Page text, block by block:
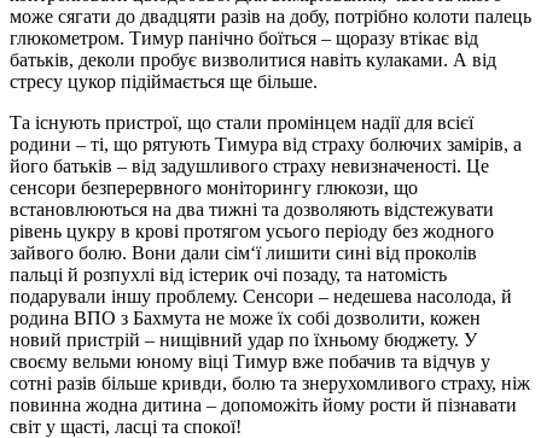
може сягати до двадцяти разів на добу, потрібно колоти палець
глюкометром. Тимур панічно боїться – щоразу втікає від
батьків, деколи пробує визволитися навіть кулаками. А від
стресу цукор підіймається ще більше.
Та існують пристрої, що стали промінцем надії для всієї
родини – ті, що рятують Тимура від страху болючих замірів, а
його батьків – від задушливого страху невизначеності. Це
сенсори безперервного моніторингу глюкози, що
встановлюються на два тижні та дозволяють відстежувати
рівень цукру в крові протягом усього періоду без жодного
зайвого болю. Вони дали сім‘ї лишити сині від проколів
пальці й розпухлі від істерик очі позаду, та натомість
подарували іншу проблему. Сенсори – недешева насолода, й
родина ВПО з Бахмута не може їх собі дозволити, кожен
новий пристрій – нищівний удар по їхньому бюджету. У
своєму вельми юному віці Тимур вже побачив та відчув у
сотні разів більше кривди, болю та знерухомливого страху, ніж
повинна жодна дитина – допоможіть йому рости й пізнавати
світ у щасті, ласці та спокої!